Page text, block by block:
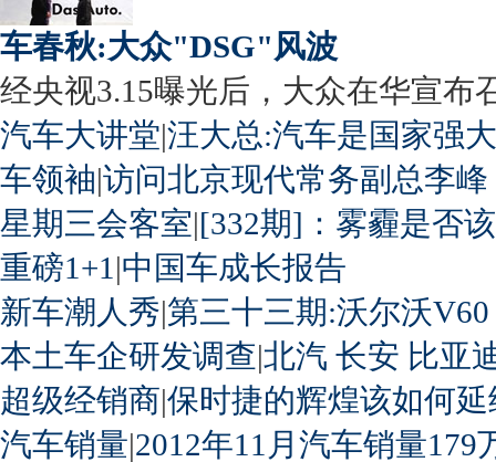
车春秋:大众"DSG"风波
经央视3.15曝光后，大众在华宣布
汽车大讲堂|汪大总:汽车是国家强
车领袖|访问北京现代常务副总李峰
星期三会客室|[332期]：雾霾是否
重磅1+1 |中国车成长报告
新车潮人秀|第三十三期:沃尔沃
本土车企研发调查|北汽 长安 比亚
超级经销商|保时捷的辉煌该如何延
汽车销量|2012年11月汽车销量179